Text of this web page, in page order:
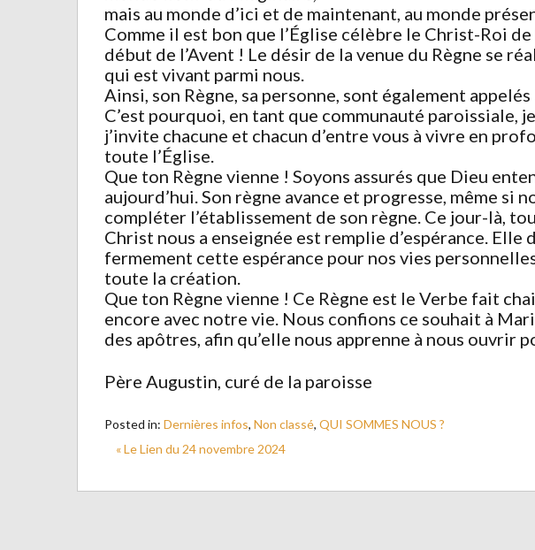
mais au monde d’ici et de maintenant, au monde
Comme il est bon que l’Église célèbre le Christ-Roi
début de l’Avent ! Le désir de la venue du Règne se
qui est vivant parmi nous.
Ainsi, son Règne, sa personne, sont également
C’est pourquoi, en tant que communauté
j’invite chacune et chacun d’entre vous à vivre en
toute l’Église.
Que ton Règne vienne ! Soyons assurés que Dieu
aujourd’hui. Son règne avance et progresse, même
compléter l’établissement de son règne. Ce jour-là,
Christ nous a enseignée est remplie d’espérance. Elle
fermement cette espérance pour nos vies
toute la création.
Que ton Règne vienne ! Ce Règne est le Verbe fait
encore avec notre vie. Nous confions ce souhait à
des apôtres, afin qu’elle nous apprenne à nous ouvrir
Père Augustin, curé de la paroisse
Posted in: Dernières infos, Non classé, QUI SOMMES NOUS ?
« Le Lien du 24 novembre 2024